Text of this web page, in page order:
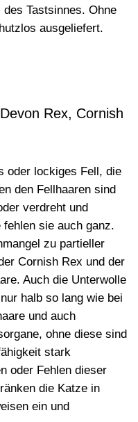
Tastsinnes. Ohne
ausgeliefert.
Rex, Cornish
oder lockiges Fell, die
den Fellhaaren sind
verdreht und
fehlen sie auch ganz.
zu partieller
Cornish Rex und der
Auch die Unterwolle
halb so lang wie bei
und auch
ohne diese sind
stark
oder Fehlen dieser
die Katze in
ein und